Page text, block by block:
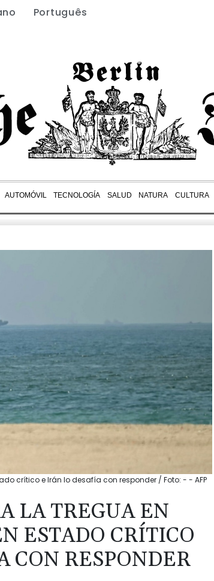
Português
AUTOMÓVIL TECNOLOGÍA SALUD NATURA CULTURA
crítico e Irán lo desafía con responder / Foto: - - AFP
LA TREGUA EN
ESTADO CRÍTICO
CON RESPONDER